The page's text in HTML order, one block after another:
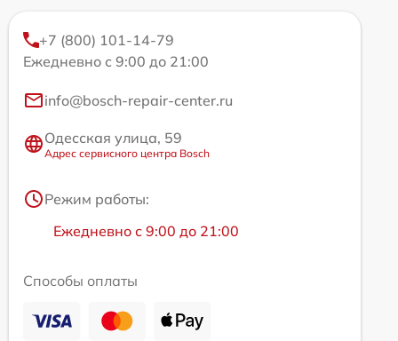
+7 (800) 101-14-79
Ежедневно с 9:00 до 21:00
info@bosch-repair-center.ru
Одесская улица, 59
Адрес сервисного центра Bosch
Режим работы:
Ежедневно с 9:00 до 21:00
Способы оплаты